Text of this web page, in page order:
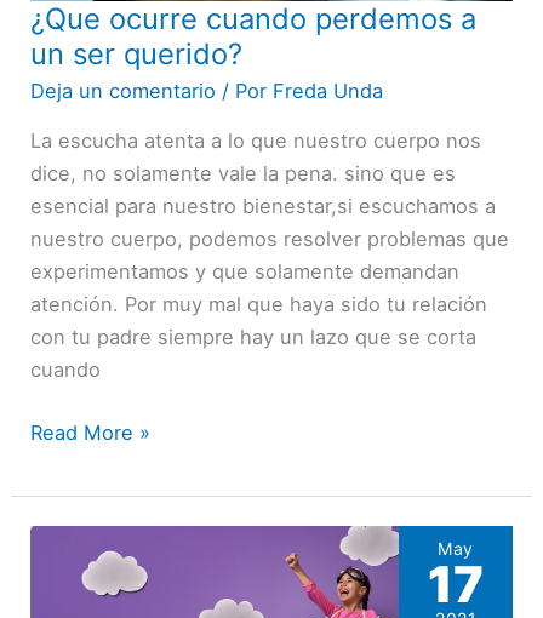
¿Que ocurre cuando perdemos a
un ser querido?
Deja un comentario / Por Freda Unda
La escucha atenta a lo que nuestro cuerpo nos
dice, no solamente vale la pena. sino que es
esencial para nuestro bienestar,si escuchamos a
nuestro cuerpo, podemos resolver problemas que
experimentamos y que solamente demandan
atención. Por muy mal que haya sido tu relación
con tu padre siempre hay un lazo que se corta
cuando
¿Que
ocurre
cuando
a
un
ser
querido?
Read More »
May
17